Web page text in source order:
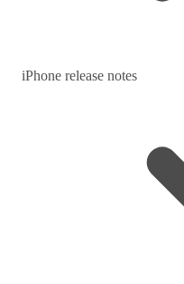
iPhone release notes